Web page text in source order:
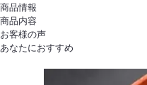
商品情報
商品内容
お客様の声
あなたにおすすめ